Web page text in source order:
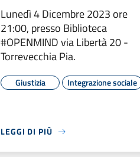
Lunedì 4 Dicembre 2023 ore
21:00, presso Biblioteca
#OPENMIND via Libertà 20 -
Torrevecchia Pia.
Giustizia Integrazione sociale
LEGGI DI PIÙ